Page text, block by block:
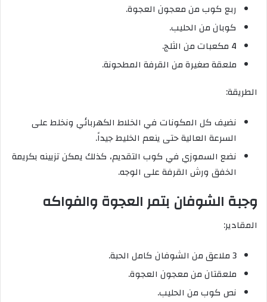
ربع كوب من معجون العجوة.
كوبان من الحليب.
4 مكعبات من الثلج.
ملعقة صغيرة من القرفة المطحونة.
الطريقة:
نضيف كل المكونات في الخلاط الكهربائي ونخلط على
السرعة العالية حتى ينعم الخليط جيداً.
نضع السموزي في كوب التقديم، كذلك يمكن تزيينه بكريمة
الخفق ورش القرفة على الوجه.
وجبة الشوفان بتمر العجوة والفواكه
المقادير:
3 ملاعق من الشوفان كامل الحبة.
ملعقتان من معجون العجوة.
نص كوب من الحليب.